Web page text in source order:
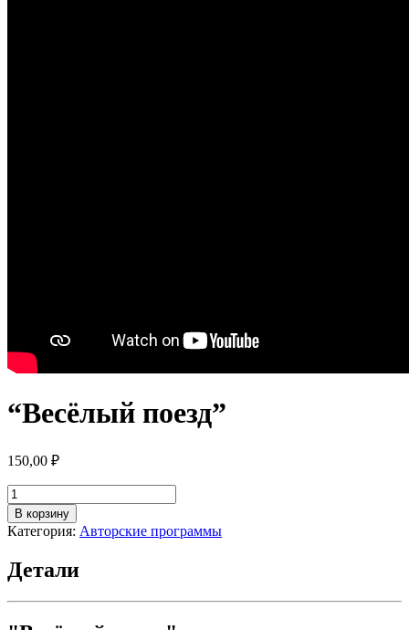
“Весёлый поезд”
150,00 ₽
Количество
товара
"Весёлый
поезд"
В корзину
Категория: Авторские программы
Детали